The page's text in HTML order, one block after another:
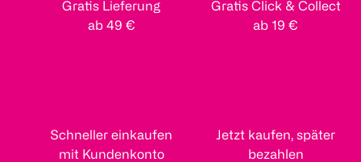
Gratis Lieferung
ab 49 €
Gratis Click & Collect
ab 19 €
Schneller einkaufen
mit Kundenkonto
Jetzt kaufen, später
bezahlen